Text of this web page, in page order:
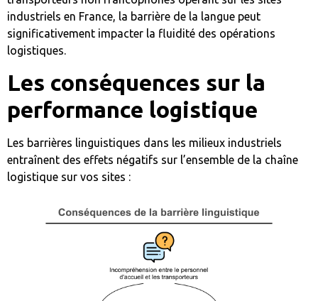
industriels en France, la barrière de la langue peut
significativement impacter la fluidité des opérations
logistiques.
Les conséquences sur la
performance logistique
Les barrières linguistiques dans les milieux industriels
entraînent des effets négatifs sur l’ensemble de la chaîne
logistique sur vos sites :